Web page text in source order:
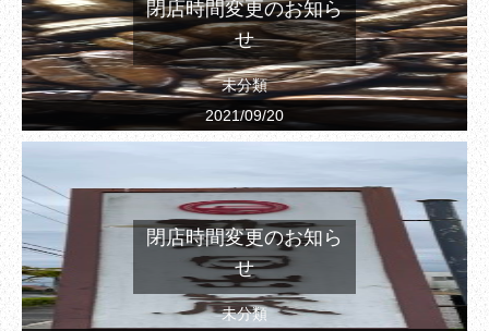
未分類
2021/09/20
閉店時間変更のお知ら
せ
未分類
閉店時間変更のお知ら
せ